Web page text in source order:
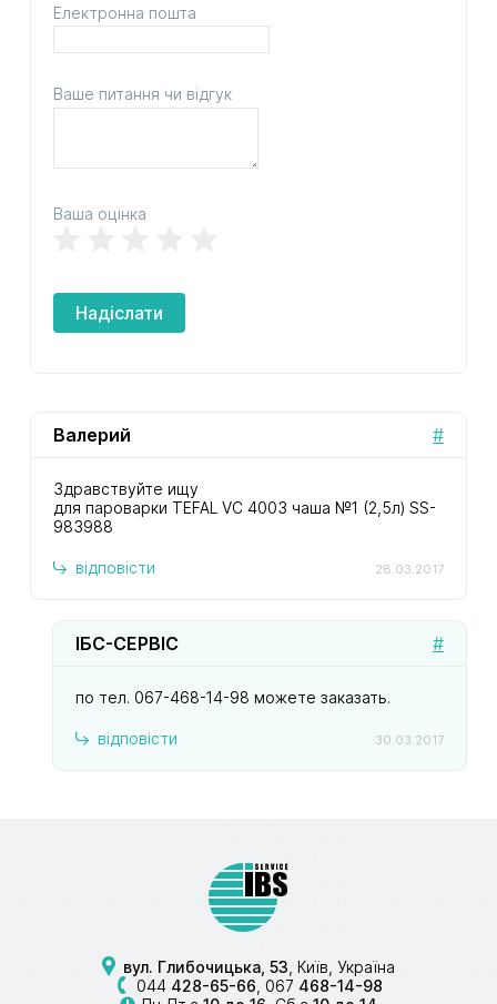
#
Валерий
28.03.2017
Здравствуйте ищу
для пароварки TEFAL VC 4003 чаша №1 (2,5л) SS-
983988
відповісти
#
ІБС-СЕРВІС
30.03.2017
по тел. 067-468-14-98 можете заказать.
відповісти
Електронна пошта
Ваше питання чи відгук
Ваша оцінка
Надіслати
вул. Глибочицька, 53 , Київ, Україна
044 428-65-66 067 468-14-98